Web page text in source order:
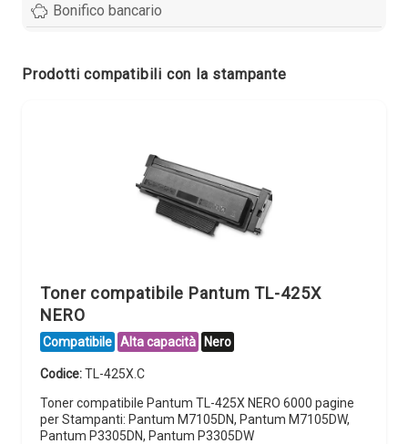
Bonifico bancario
Prodotti compatibili con la stampante
Toner compatibile Pantum TL-425X
NERO
Compatibile Alta capacità Nero
Codice:TL-425X.C
Toner compatibile Pantum TL-425X NERO 6000 pagine
per Stampanti: Pantum M7105DN, Pantum M7105DW,
Pantum P3305DN, Pantum P3305DW